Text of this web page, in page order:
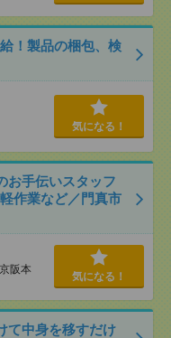
！製品の梱包、検
気になる！
お手伝いスタッフ
作業など／門真市
阪本
気になる！
て中身を移すだけ